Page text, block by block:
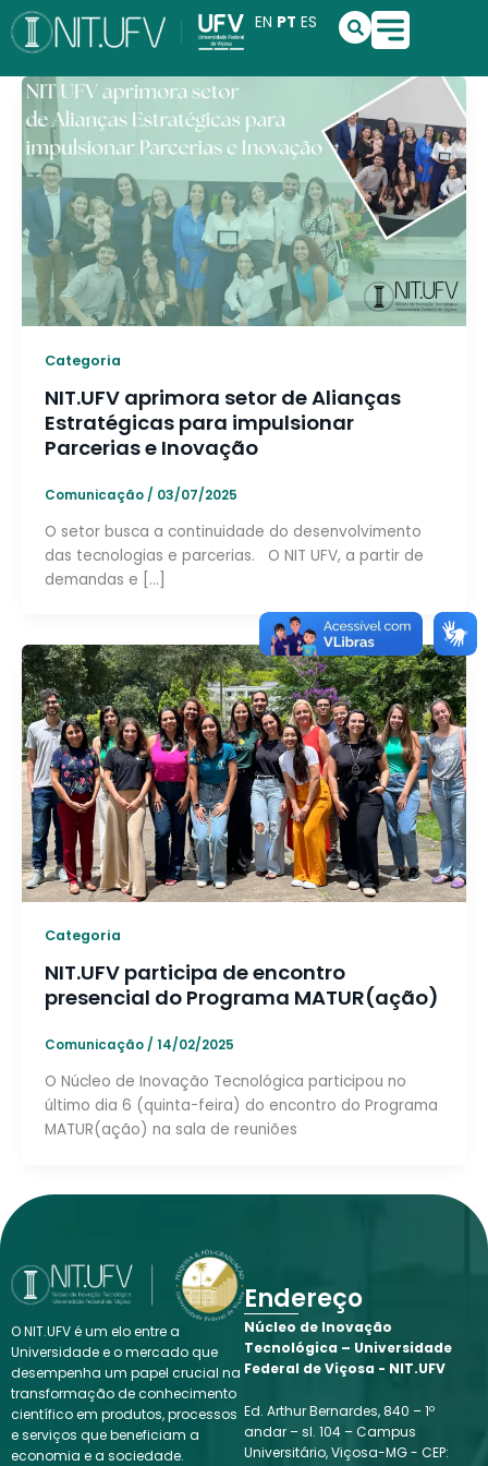
para
conteúdo
EN PT ES S
e
a
c
h
Categoria
NIT.UFV aprimora setor de Alianças
Estratégicas para impulsionar
Parcerias e Inovação
Comunicação / 03/07/2025
O setor busca a continuidade do desenvolvimento
das tecnologias e parcerias. O NIT UFV, a partir de
demandas e […]
Categoria
NIT.UFV participa de encontro
presencial do Programa MATUR(ação)
Comunicação / 14/02/2025
O Núcleo de Inovação Tecnológica participou no
último dia 6 (quinta-feira) do encontro do Programa
MATUR(ação) na sala de reuniões
O NIT.UFV é um elo entre a
Universidade e o mercado que
desempenha um papel crucial na
transformação de conhecimento
científico em produtos, processos
e serviços que beneficiam a
economia e a sociedade.
Endereço
Núcleo de Inovação
Tecnológica – Universidade
Federal de Viçosa - NIT.UFV
Ed. Arthur Bernardes, 840 – 1º
andar – sl. 104 – Campus
Universitário, Viçosa-MG - CEP: